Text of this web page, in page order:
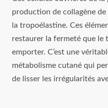
production de collagène
la tropoélastine. Ces
restaurer la fermeté que le
emporter. C’est une
métabolisme cutané qui
de lisser les irrégularités